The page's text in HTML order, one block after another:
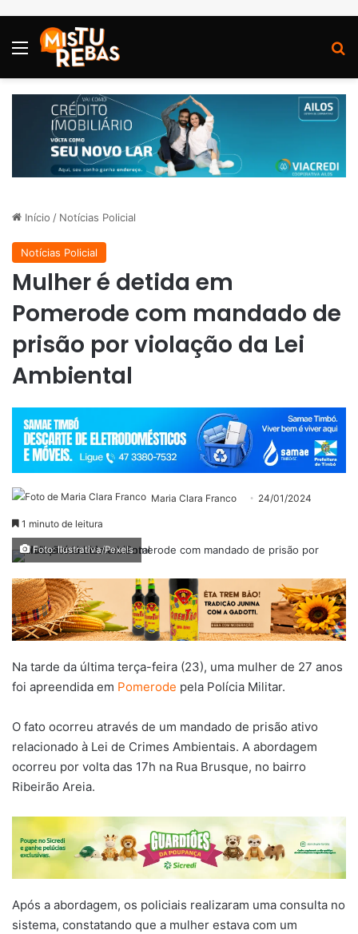
Menu
Início / Notícias Policial
Notícias Policial
Mulher é detida em
Pomerode com mandado de
prisão por violação da Lei
Ambiental
Maria Clara Franco 24/01/2024
1 minuto de leitura
Foto: Ilustrativa/Pexels
Na tarde da última terça-feira (23), uma mulher de 27 anos
foi apreendida em Pomerode pela Polícia Militar.
O fato ocorreu através de um mandado de prisão ativo
relacionado à Lei de Crimes Ambientais. A abordagem
ocorreu por volta das 17h na Rua Brusque, no bairro
Ribeirão Areia.
Após a abordagem, os policiais realizaram uma consulta no
sistema, constatando que a mulher estava com um